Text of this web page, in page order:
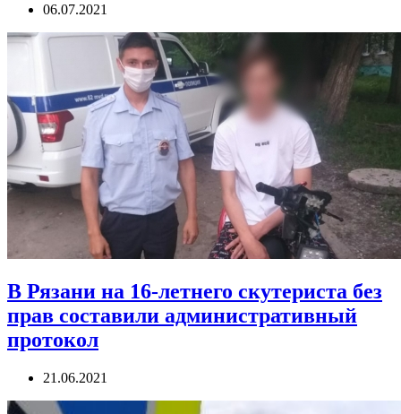
06.07.2021
В Рязани на 16-летнего скутериста без
прав составили административный
протокол
21.06.2021